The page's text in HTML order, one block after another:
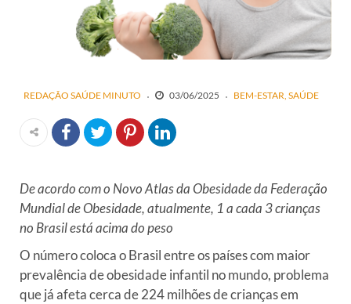
REDAÇÃO SAÚDE MINUTO 03/06/2025 BEM-ESTAR SAÚDE
De acordo com o Novo Atlas da Obesidade da Federação
Mundial de Obesidade, atualmente, 1 a cada 3 crianças
no Brasil está acima do peso
O número coloca o Brasil entre os países com maior
prevalência de obesidade infantil no mundo, problema
que já afeta cerca de 224 milhões de crianças em